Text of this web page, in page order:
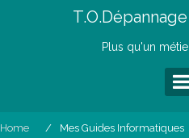
Plus qu'un
Home Mes Guides Informatiques